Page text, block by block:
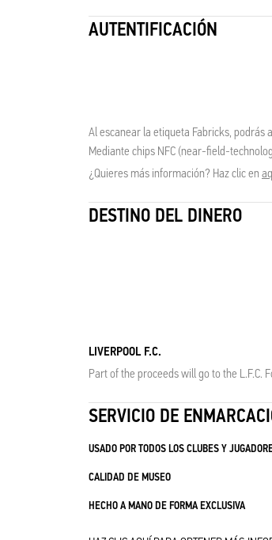
AUTENTIFICACIÓN
Al escanear la etiqueta Fabricks,
Mediante chips NFC (near-field-
¿Quieres más información? Haz clic en
DESTINO DEL DINERO
LIVERPOOL F.C.
Part of the proceeds will go to the L.F.C.
SERVICIO DE
USADO POR TODOS LOS CLUBES Y
CALIDAD DE MUSEO
HECHO A MANO DE FORMA EXCLUSIVA